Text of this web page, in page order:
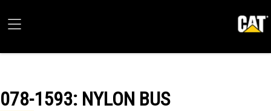
078-1593: NYLON BUS